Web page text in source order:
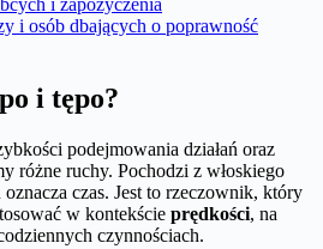
i osób dbających o poprawność
i tępo?
podejmowania działań oraz
różne ruchy. Pochodzi z włoskiego
oznacza czas. Jest to rzeczownik, który
w kontekście prędkości, na
czynnościach.